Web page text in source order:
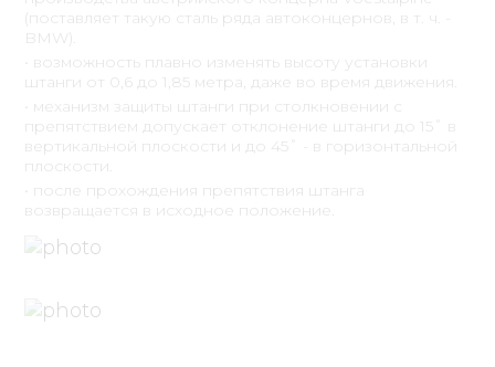
(поставляет такую ​​сталь ряда автоконцернов, в т. ч. -
BMW).
• возможность плавно изменять высоту установки
штанги от 0,6 до 1,85 метра, даже во время движения.
• механизм защиты штанги при столкновении с
препятствием допускает отклонение штанги до 15˚ в
вертикальной плоскости и до 45˚ - в горизонтальной
плоскости.
• после прохождения препятствия штанга
возвращается в исходное положение.